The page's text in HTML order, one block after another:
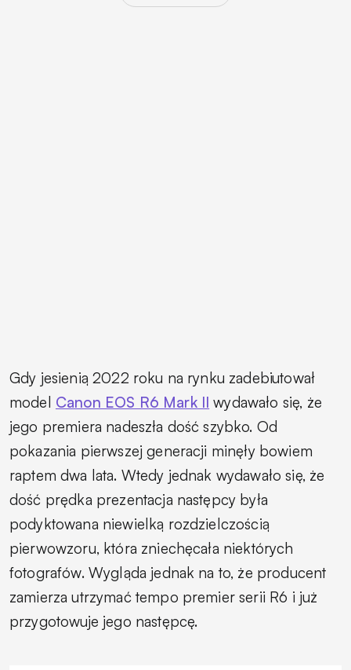
Gdy jesienią 2022 roku na rynku zadebiutował
model Canon EOS R6 Mark II wydawało się, że
jego premiera nadeszła dość szybko. Od
pokazania pierwszej generacji minęły bowiem
raptem dwa lata. Wtedy jednak wydawało się, że
dość prędka prezentacja następcy była
podyktowana niewielką rozdzielczością
pierwowzoru, która zniechęcała niektórych
fotografów. Wygląda jednak na to, że producent
zamierza utrzymać tempo premier serii R6 i już
przygotowuje jego następcę.